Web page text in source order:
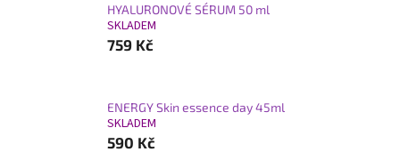
HYALURONOVÉ SÉRUM 50 ml
SKLADEM
759 Kč
ENERGY Skin essence day 45ml
SKLADEM
590 Kč